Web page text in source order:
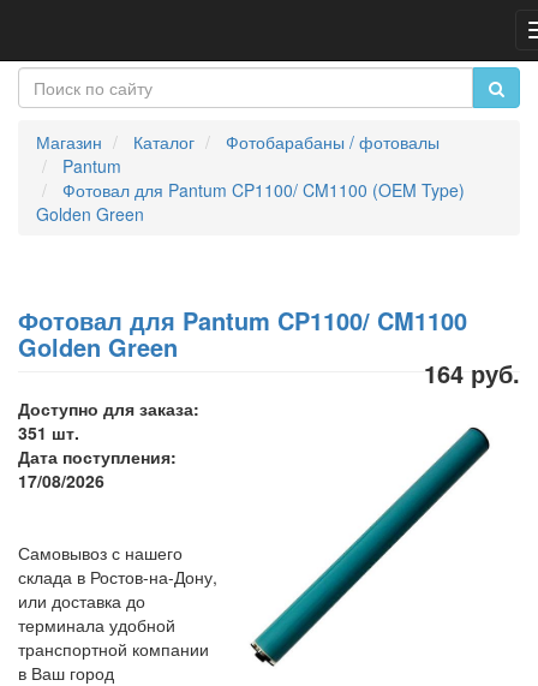
Магазин Каталог
Фотобарабаны / фотовалы
Pantum
Фотовал для Pantum CP1100/ CM1100 (OEM Type)
Golden Green
Фотовал для Pantum CP1100/ CM1100
Golden Green
164 руб.
Доступно для заказа:
351 шт.
Дата поступления:
17/08/2026
Самовывоз с нашего
склада в Ростов-на-Дону,
или доставка до
терминала удобной
транспортной компании
в Ваш город